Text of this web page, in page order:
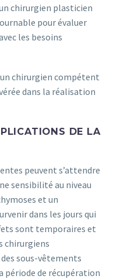
chirurgien plasticien
pour évaluer
les besoins
chirurgien compétent
dans la réalisation
DE LA
peuvent s’attendre
sensibilité au niveau
et un
dans les jours qui
sont temporaires et
chirurgiens
sous-vêtements
de récupération